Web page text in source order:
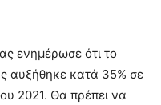
ενημέρωσε ότι το
αυξήθηκε κατά 35% σε
2021. Θα πρέπει να